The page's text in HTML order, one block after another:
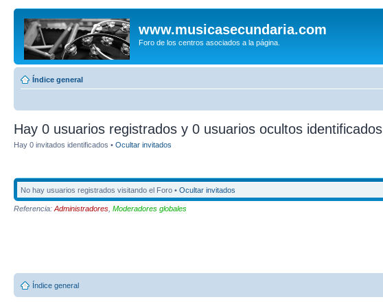
www.musicasecundaria.com
Foro de los centros asociados a la página.
Índice general
Hay 0 usuarios registrados y 0 usuarios ocultos identificados
Hay 0 invitados identificados • Ocultar invitados
No hay usuarios registrados visitando el Foro • Ocultar invitados
Referencia: Administradores Moderadores globales
Índice general